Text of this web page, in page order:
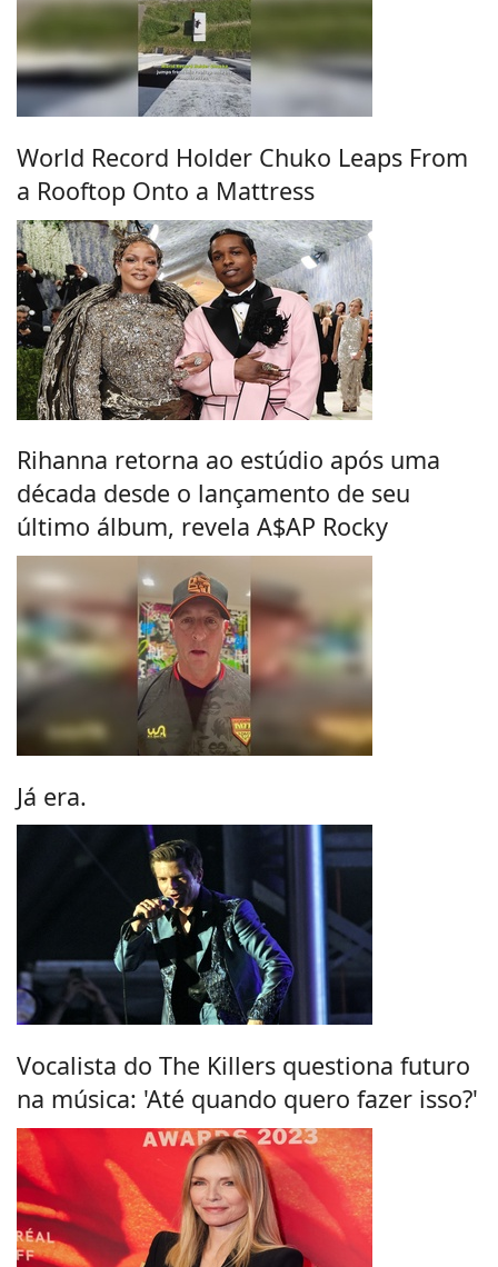
World Record Holder Chuko Leaps From
a Rooftop Onto a Mattress
Rihanna retorna ao estúdio após uma
década desde o lançamento de seu
último álbum, revela A$AP Rocky
Já era.
Vocalista do The Killers questiona futuro
na música: 'Até quando quero fazer isso?'